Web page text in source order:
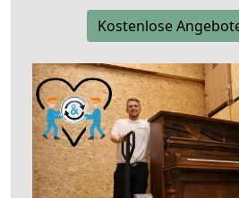
Kostenlose